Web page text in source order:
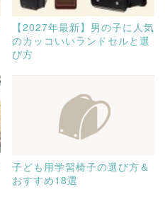
【2027年最新】男の子に人気
のカッコいいランドセルと選
び方
子ども用学習椅子の選び方＆
おすすめ18選